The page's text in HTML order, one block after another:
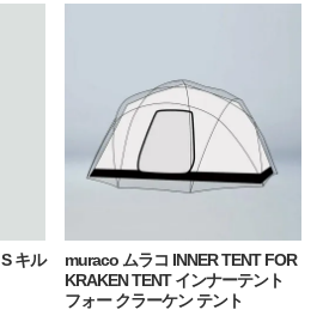
キル
muraco ムラコ INNER TENT FOR
KRAKEN TENT インナーテント
フォー クラーケン テント